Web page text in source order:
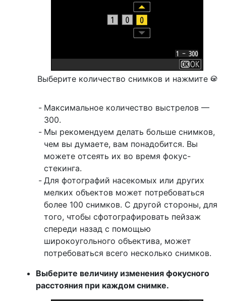
Выберите количество снимков и нажмите J
Максимальное количество выстрелов —
300.
Мы рекомендуем делать больше снимков,
чем вы думаете, вам понадобится. Вы
можете отсеять их во время фокус-
стекинга.
Для фотографий насекомых или других
мелких объектов может потребоваться
более 100 снимков. С другой стороны, для
того, чтобы сфотографировать пейзаж
спереди назад с помощью
широкоугольного объектива, может
потребоваться всего несколько снимков.
Выберите величину изменения фокусного
расстояния при каждом снимке.